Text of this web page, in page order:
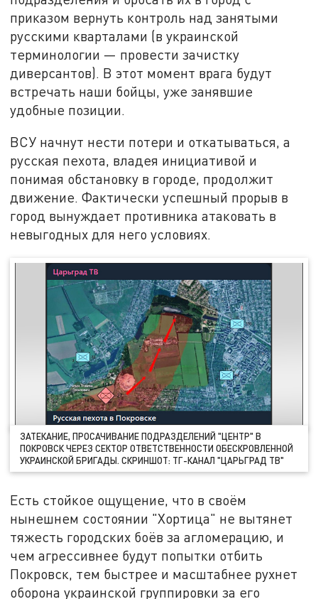
приказом вернуть контроль над занятыми
русскими кварталами (в украинской
терминологии — провести зачистку
диверсантов). В этот момент врага будут
встречать наши бойцы, уже занявшие
удобные позиции.
ВСУ начнут нести потери и откатываться, а
русская пехота, владея инициативой и
понимая обстановку в городе, продолжит
движение. Фактически успешный прорыв в
город вынуждает противника атаковать в
невыгодных для него условиях.
ЗАТЕКАНИЕ, ПРОСАЧИВАНИЕ ПОДРАЗДЕЛЕНИЙ "ЦЕНТР" В
ПОКРОВСК ЧЕРЕЗ СЕКТОР ОТВЕТСТВЕННОСТИ ОБЕСКРОВЛЕННОЙ
УКРАИНСКОЙ БРИГАДЫ. СКРИНШОТ: ТГ-КАНАЛ "ЦАРЬГРАД ТВ"
Есть стойкое ощущение, что в своём
нынешнем состоянии "Хортица" не вытянет
тяжесть городских боёв за агломерацию, и
чем агрессивнее будут попытки отбить
Покровск, тем быстрее и масштабнее рухнет
оборона украинской группировки за его